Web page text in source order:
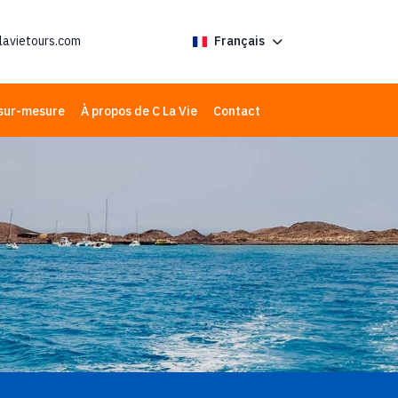
Français
mesure À propos de C La Vie Contact